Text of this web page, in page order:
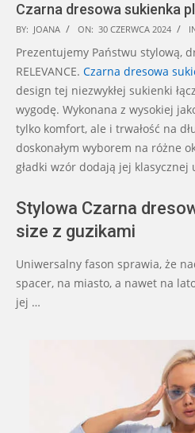
Czarna dresowa sukienka
2024-
06-
30
BY: JOANA ON: 30 CZERWCA 2024
Prezentujemy Państwu stylową,
RELEVANCE. Czarna dresowa
design tej niezwykłej sukienki
wygodę. Wykonana z wysokiej
tylko komfort, ale i trwałość na
doskonałym wyborem na różne
gładki wzór dodają jej klasycznej
Stylowa Czarna
size z guzikami
Uniwersalny fason sprawia, że
spacer, na miasto, a nawet na
jej …